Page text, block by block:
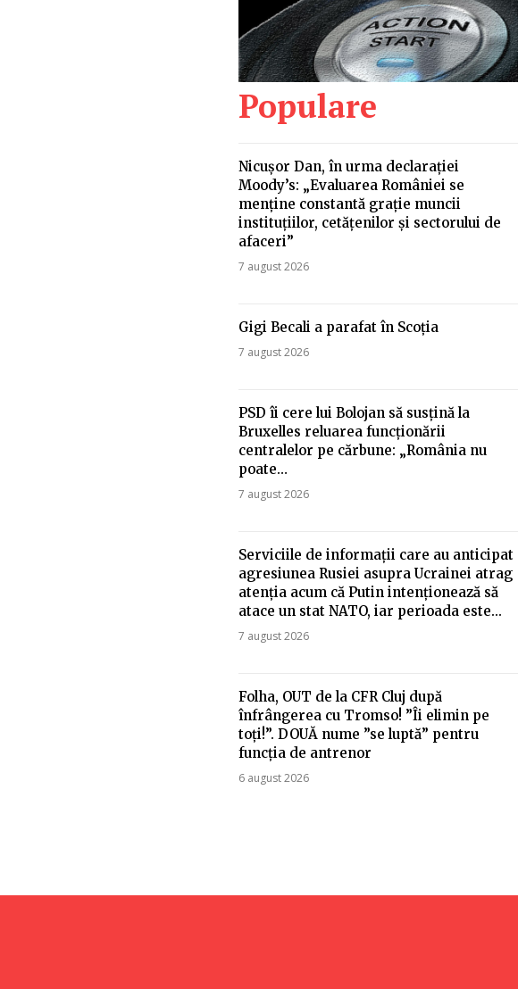
Populare
Nicușor Dan, în urma declarației
Moody’s: „Evaluarea României se
menține constantă grație muncii
instituțiilor, cetățenilor și sectorului de
afaceri”
7 august 2026
Gigi Becali a parafat în Scoția
7 august 2026
PSD îi cere lui Bolojan să susțină la
Bruxelles reluarea funcționării
centralelor pe cărbune: „România nu
poate…
7 august 2026
Serviciile de informații care au anticipat
agresiunea Rusiei asupra Ucrainei atrag
atenția acum că Putin intenționează să
atace un stat NATO, iar perioada este...
7 august 2026
Folha, OUT de la CFR Cluj după
înfrângerea cu Tromso! ”Îi elimin pe
toți!”. DOUĂ nume ”se luptă” pentru
funcția de antrenor
6 august 2026